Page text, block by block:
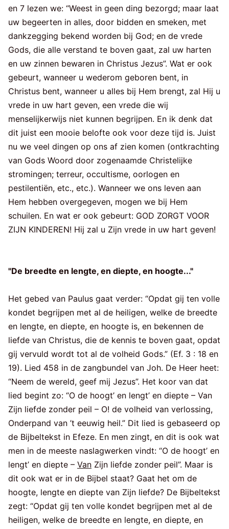
en 7 lezen we: “Weest in geen ding bezorgd; maar laat
uw begeerten in alles, door bidden en smeken, met
dankzegging bekend worden bij God; en de vrede
Gods, die alle verstand te boven gaat, zal uw harten
en uw zinnen bewaren in Christus Jezus”. Wat er ook
gebeurt, wanneer u wederom geboren bent, in
Christus bent, wanneer u alles bij Hem brengt, zal Hij u
vrede in uw hart geven, een vrede die wij
menselijkerwijs niet kunnen begrijpen. En ik denk dat
dit juist een mooie belofte ook voor deze tijd is. Juist
nu we veel dingen op ons af zien komen (ontkrachting
van Gods Woord door zogenaamde Christelijke
stromingen; terreur, occultisme, oorlogen en
pestilentiën, etc., etc.). Wanneer we ons leven aan
Hem hebben overgegeven, mogen we bij Hem
schuilen. En wat er ook gebeurt: GOD ZORGT VOOR
ZIJN KINDEREN! Hij zal u Zijn vrede in uw hart geven!
"De breedte en lengte, en diepte, en hoogte..."
Het gebed van Paulus gaat verder: “Opdat gij ten volle
kondet begrijpen met al de heiligen, welke de breedte
en lengte, en diepte, en hoogte is, en bekennen de
liefde van Christus, die de kennis te boven gaat, opdat
gij vervuld wordt tot al de volheid Gods.” (Ef. 3 : 18 en
19). Lied 458 in de zangbundel van Joh. De Heer heet:
“Neem de wereld, geef mij Jezus”. Het koor van dat
lied begint zo: “O de hoogt’ en lengt’ en diepte – Van
Zijn liefde zonder peil – O! de volheid van verlossing,
Onderpand van ’t eeuwig heil.” Dit lied is gebaseerd op
de Bijbeltekst in Efeze. En men zingt, en dit is ook wat
men in de meeste naslagwerken vindt: “O de hoogt’ en
lengt’ en diepte – Van Zijn liefde zonder peil”. Maar is
dit ook wat er in de Bijbel staat? Gaat het om de
hoogte, lengte en diepte van Zijn liefde? De Bijbeltekst
zegt: “Opdat gij ten volle kondet begrijpen met al de
heiligen, welke de breedte en lengte, en diepte, en